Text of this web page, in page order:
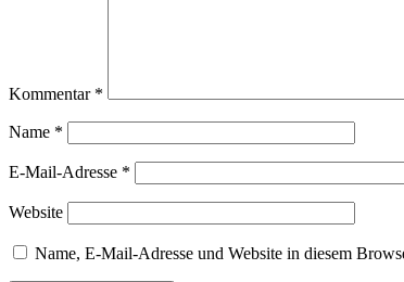
Kommentar *
Name *
E-Mail-Adresse *
Website
Name, E-Mail-Adresse und Website in diesem